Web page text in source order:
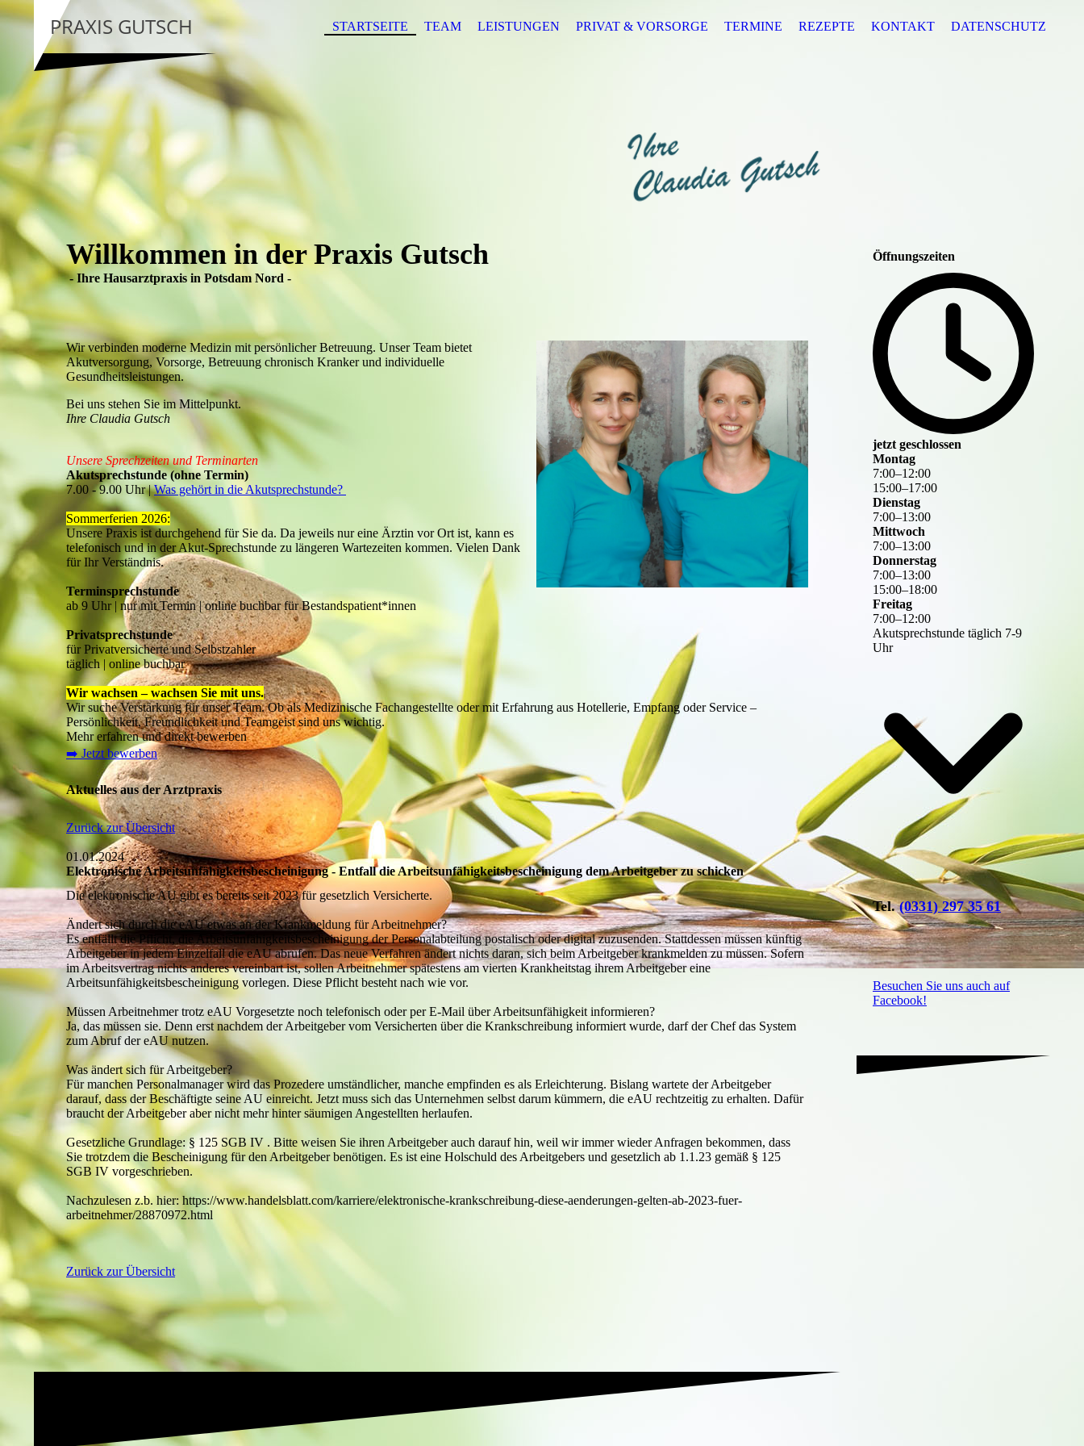
STARTSEITE TEAM LEISTUNGEN PRIVAT & VORSORGE TERMINE REZEPTE KONTAKT DATENSCHUTZ
PRAXIS GUTSCH
Willkommen in der Praxis Gutsch
- Ihre Hausarztpraxis in Potsdam Nord -
Wir verbinden moderne Medizin mit persönlicher Betreuung. Unser Team bietet
Akutversorgung, Vorsorge, Betreuung chronisch Kranker und individuelle
Gesundheitsleistungen.
Bei uns stehen Sie im Mittelpunkt.
Ihre Claudia Gutsch
Unsere Sprechzeiten und Terminarten
Akutsprechstunde (ohne Termin)
7.00 - 9.00 Uhr |Was gehört in die Akutsprechstunde?
Sommerferien 2026:
Unsere Praxis ist durchgehend für Sie da. Da jeweils nur eine Ärztin vor Ort ist, kann es
telefonisch und in der Akut-Sprechstunde zu längeren Wartezeiten kommen. Vielen Dank
für Ihr Verständnis.
Terminsprechstunde
ab 9 Uhr | nur mit Termin | online buchbar für Bestandspatient*innen
Privatsprechstunde
für Privatversicherte und Selbstzahler
täglich | online buchbar
Wir wachsen – wachsen Sie mit uns.
Wir suche Verstärkung für unser Team. Ob als Medizinische Fachangestellte oder mit Erfahrung aus Hotellerie, Empfang oder Service –
Persönlichkeit, Freundlichkeit und Teamgeist sind uns wichtig.
Mehr erfahren und direkt bewerben
➡️ Jetzt bewerben
Aktuelles aus der Arztpraxis
Zurück zur Übersicht
01.01.2024
Elektronische Arbeitsunfähigkeitsbescheinigung - Entfall die Arbeitsunfähigkeitsbescheinigung dem Arbeitgeber zu schicken
Die elektronische AU gibt es bereits seit 2023 für gesetzlich Versicherte.
Ändert sich durch die eAU etwas an der Krankmeldung für Arbeitnehmer?
Es entfällt die Pflicht, die Arbeitsunfähigkeitsbescheinigung der Personalabteilung postalisch oder digital zuzusenden. Stattdessen müssen künftig
Arbeitgeber in jedem Einzelfall die eAU abrufen. Das neue Verfahren ändert nichts daran, sich beim Arbeitgeber krankmelden zu müssen. Sofern
im Arbeitsvertrag nichts anderes vereinbart ist, sollen Arbeitnehmer spätestens am vierten Krankheitstag ihrem Arbeitgeber eine
Arbeitsunfähigkeitsbescheinigung vorlegen. Diese Pflicht besteht nach wie vor.
Müssen Arbeitnehmer trotz eAU Vorgesetzte noch telefonisch oder per E-Mail über Arbeitsunfähigkeit informieren?
Ja, das müssen sie. Denn erst nachdem der Arbeitgeber vom Versicherten über die Krankschreibung informiert wurde, darf der Chef das System
zum Abruf der eAU nutzen.
Was ändert sich für Arbeitgeber?
Für manchen Personalmanager wird das Prozedere umständlicher, manche empfinden es als Erleichterung. Bislang wartete der Arbeitgeber
darauf, dass der Beschäftigte seine AU einreicht. Jetzt muss sich das Unternehmen selbst darum kümmern, die eAU rechtzeitig zu erhalten. Dafür
braucht der Arbeitgeber aber nicht mehr hinter säumigen Angestellten herlaufen.
Gesetzliche Grundlage: § 125 SGB IV . Bitte weisen Sie ihren Arbeitgeber auch darauf hin, weil wir immer wieder Anfragen bekommen, dass
Sie trotzdem die Bescheinigung für den Arbeitgeber benötigen. Es ist eine Holschuld des Arbeitgebers und gesetzlich ab 1.1.23 gemäß § 125
SGB IV vorgeschrieben.
Nachzulesen z.b. hier: https://www.handelsblatt.com/karriere/elektronische-krankschreibung-diese-aenderungen-gelten-ab-2023-fuer-
arbeitnehmer/28870972.html
Zurück zur Übersicht
Öffnungszeiten
jetzt geschlossen
Montag
7:00–12:00
15:00–17:00
Dienstag
7:00–13:00
Mittwoch
7:00–13:00
Donnerstag
7:00–13:00
15:00–18:00
Freitag
7:00–12:00
Akutsprechstunde täglich 7-9
Uhr
Tel.(0331) 297 35 61
Besuchen Sie uns auch auf
Facebook!